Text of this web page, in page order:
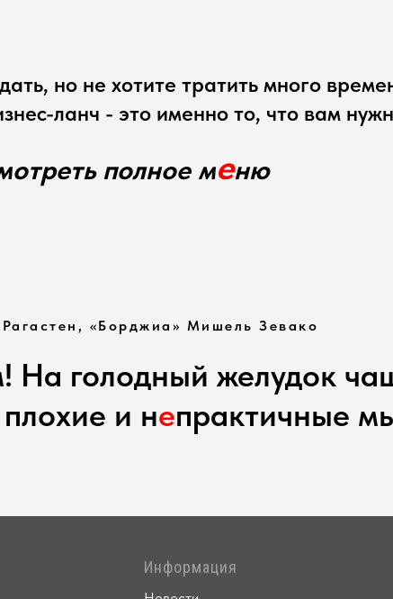
но не хотите тратить много
ланч - это именно то, что вам
полное меню
«Борджиа» Мишель Зевако
На голодный желудок
и непрактичные
Информация